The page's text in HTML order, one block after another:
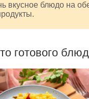
вкусное блюдо на
готового